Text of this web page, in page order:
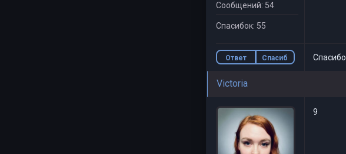
Сообщений: 54
Спасибок: 55
Ответ
Спасиб
Victoria
9